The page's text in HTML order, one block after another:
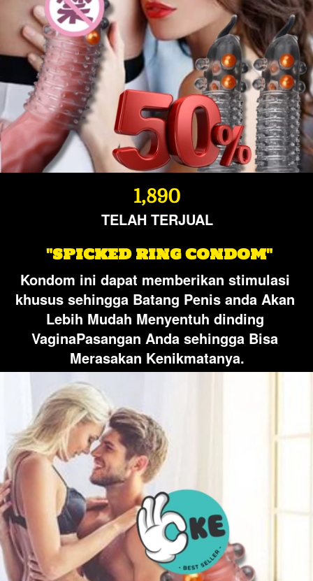
1,890
TELAH TERJUAL
"SPICKED RING CONDOM"
Kondom ini dapat memberikan stimulasi
khusus sehingga Batang Penis anda Akan
Lebih Mudah Menyentuh dinding
VaginaPasangan Anda sehingga Bisa
Merasakan Kenikmatanya.